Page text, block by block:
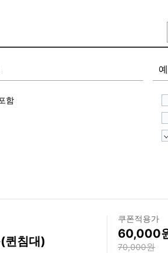
함
퀸침대)
쿠폰적용가
60,000
70,000